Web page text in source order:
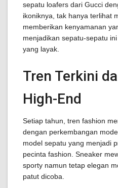
sepatu loafers dari Gucci
ikoniknya, tak hanya terlihat
memberikan kenyamanan
menjadikan sepatu-sepatu
yang layak.
Tren Terkini
High-End
Setiap tahun, tren fashion
dengan perkembangan
model sepatu yang menjadi
pecinta fashion. Sneaker
sporty namun tetap elegan
patut dicoba.